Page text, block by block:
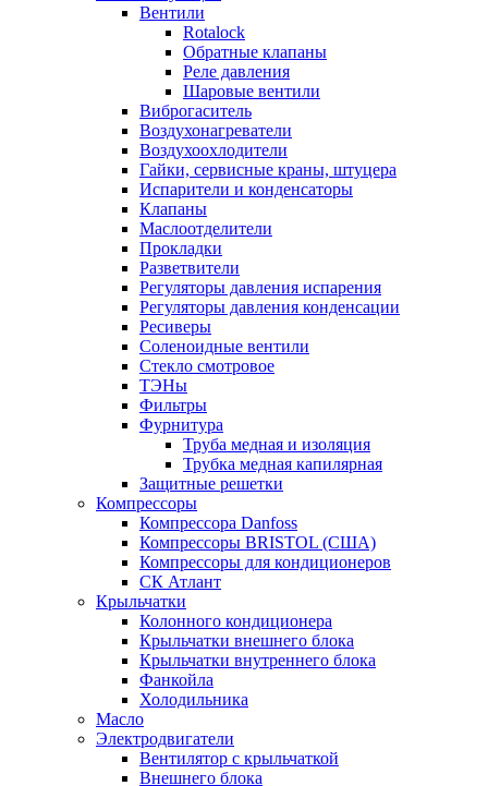
Вентили
Rotalock
Обратные клапаны
Реле давления
Шаровые вентили
Виброгаситель
Воздухонагреватели
Воздухоохлодители
Гайки, сервисные краны, штуцера
Испарители и конденсаторы
Клапаны
Маслоотделители
Прокладки
Разветвители
Регуляторы давления испарения
Регуляторы давления конденсации
Ресиверы
Соленоидные вентили
Стекло смотровое
ТЭНы
Фильтры
Фурнитура
Труба медная и изоляция
Трубка медная капилярная
Защитные решетки
Компрессоры
Компрессора Danfoss
Компрессоры BRISTOL (США)
Компрессоры для кондиционеров
СК Атлант
Крыльчатки
Колонного кондиционера
Крыльчатки внешнего блока
Крыльчатки внутреннего блока
Фанкойла
Холодильника
Масло
Электродвигатели
Вентилятор с крыльчаткой
Внешнего блока